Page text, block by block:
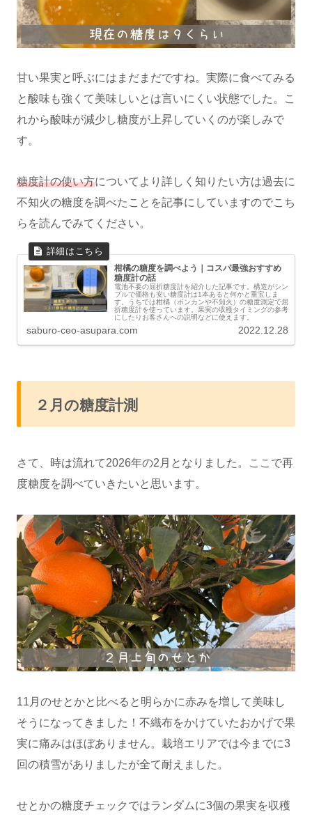
甘い果実と呼ぶにはまだまだですね。実際に食べてみる
と酸味も強くて美味しいとは言いにくい状態でした。こ
れから酸味が減少し糖度が上昇していくのが楽しみで
す。
糖度計の使い方についてより詳しく知りたい方は過去に
不知火の糖度を調べたことを記事にしていますのでこち
らを読んでみてください。
柑橘の糖度を調べよう｜コスパ最強おすすめ
糖度計の話
電池不要の屈折糖度計を紹介した記事です。構造がシン
プルで価格も安い糖度計は1本あると何かと重宝しま
す。うちでは柑橘（ポンカンや不知火）の糖度測定で屈
折糖度計を使っています。果実の収穫タイミングの参考
にしたりお客さんへの説明などに使えます。
saburo-ceo-asupara.com 2022.12.28
２月の糖度計測
さて、時は流れて2026年の2月となりました。ここで再
度糖度を調べていきたいと思います。
11月のせとかと比べると明らかに赤みを増して美味し
そうになってきました！不織布をかけていたおかげで果
実に痛みはほぼありません。栽培エリアでは今までに3
回の積雪がありましたが全て耐えました。
せとかの糖度チェックではランダムに3個の果実を収穫